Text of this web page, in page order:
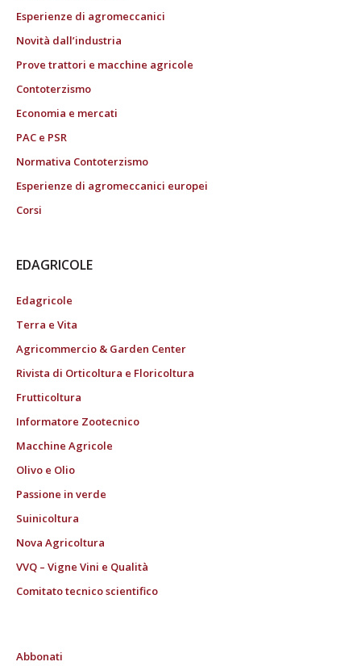
Esperienze di agromeccanici
Novità dall’industria
Prove trattori e macchine agricole
Contoterzismo
Economia e mercati
PAC e PSR
Normativa Contoterzismo
Esperienze di agromeccanici europei
Corsi
EDAGRICOLE
Edagricole
Terra e Vita
Agricommercio & Garden Center
Rivista di Orticoltura e Floricoltura
Frutticoltura
Informatore Zootecnico
Macchine Agricole
Olivo e Olio
Passione in verde
Suinicoltura
Nova Agricoltura
VVQ – Vigne Vini e Qualità
Comitato tecnico scientifico
Abbonati